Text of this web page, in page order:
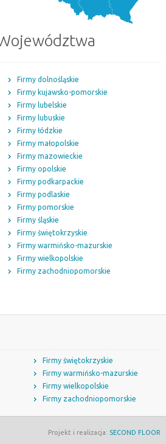
Firmy dolnośląskie
Firmy kujawsko-pomorskie
Firmy lubelskie
Firmy lubuskie
Firmy łódzkie
Firmy małopolskie
Firmy mazowieckie
Firmy opolskie
Firmy podkarpackie
Firmy podlaskie
Firmy pomorskie
Firmy śląskie
Firmy świętokrzyskie
Firmy warmińsko-mazurskie
Firmy wielkopolskie
Firmy zachodniopomorskie
Firmy świętokrzyskie
Firmy warmińsko-mazurskie
Firmy wielkopolskie
Firmy zachodniopomorskie
Projekt i realizacja: SECOND FLOOR